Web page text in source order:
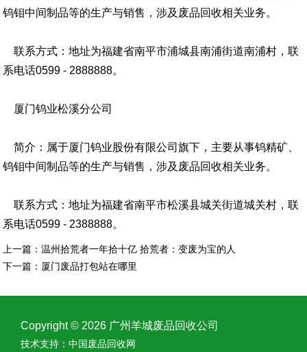
钨钼中间制品等的生产与销售，涉及废品回收相关业务。
联系方式：地址为福建省南平市浦城县南浦街道南浦村，联
系电话0599 - 2888888。
厦门钨业松溪分公司
简介：属于厦门钨业股份有限公司旗下，主要从事钨精矿、
钨钼中间制品等的生产与销售，涉及废品回收相关业务。
联系方式：地址为福建省南平市松溪县城关街道城关村，联
系电话0599 - 2388888。
上一篇：温州拾荒者一年拾十亿 拾荒者：变废为宝的人
下一篇： 厦门废品打包站在哪里
Copyright © 2026 广州羊城废品回收公司
技术支持： 中国废品回收网